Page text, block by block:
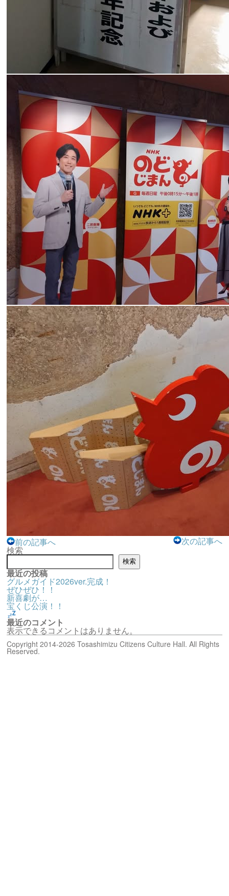
前の記事へ 次の記事へ
検索
検索
最近の投稿
グルメガイド2026ver.完成！
ぜひぜひ！！
新喜劇が…
宝くじ公演！！
最近のコメント
表示できるコメントはありません。
Copyright 2014-2026 Tosashimizu Citizens Culture Hall. All Rights
Reserved.